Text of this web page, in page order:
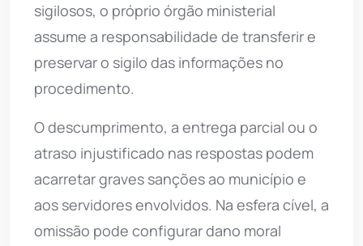
sigilosos, o próprio órgão ministerial
assume a responsabilidade de transferir e
preservar o sigilo das informações no
procedimento.
O descumprimento, a entrega parcial ou o
atraso injustificado nas respostas podem
acarretar graves sanções ao município e
aos servidores envolvidos. Na esfera cível, a
omissão pode configurar dano moral